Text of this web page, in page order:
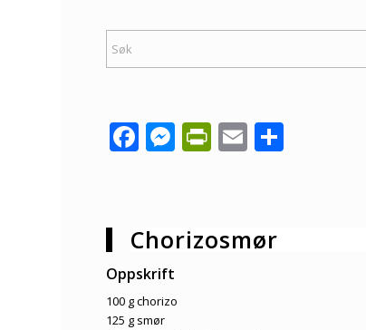
Facebook
Messenger
PrintFriendly
Email
Chorizosmør
Oppskrift
100 g chorizo
125 g smør